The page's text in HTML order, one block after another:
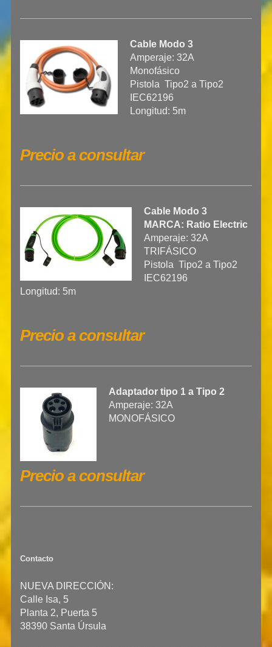
Cable Modo 3
Amperaje: 32A
Monofásico
Pistola Tipo2 a Tipo2
IEC62196
Longitud: 5m
Precio a consultar
Cable Modo 3
MARCA: Ratio Electric
Amperaje: 32A
TRIFÁSICO
Pistola Tipo2 a Tipo2
IEC62196
Longitud: 5m
Precio a consultar
Adaptador tipo 1 a Tipo 2
Amperaje: 32A
MONOFÁSICO
Precio a consultar
Contacto
NUEVA DIRECCIÓN:
Calle Isa, 5
Planta 2, Puerta 5
38390 Santa Úrsula